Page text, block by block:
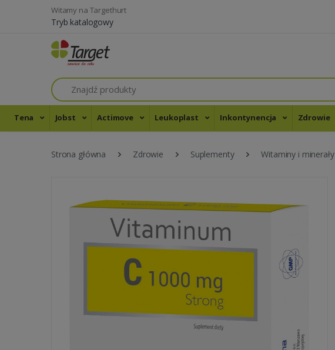
Witamy na Targethurt
Tryb katalogowy
Szukaj
Tena Jobst Actimove Leukoplast Inkontynencja Zdrowie
Strona główna Zdrowie Suplementy Witaminy i minerały